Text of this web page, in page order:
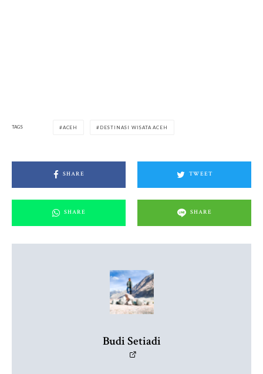
TAGS ACEH DESTINASI WISATA ACEH
SHARE TWEET
SHARE SHARE
Budi Setiadi